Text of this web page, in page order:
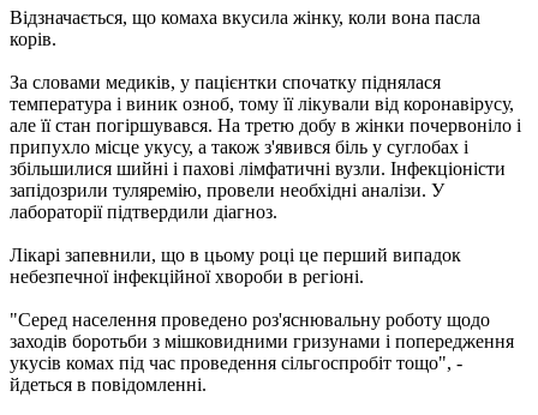
Відзначається, що комаха вкусила жінку, коли вона пасла
корів.
За словами медиків, у пацієнтки спочатку піднялася
температура і виник озноб, тому її лікували від коронавірусу,
але її стан погіршувався. На третю добу в жінки почервоніло і
припухло місце укусу, а також з'явився біль у суглобах і
збільшилися шийні і пахові лімфатичні вузли. Інфекціоністи
запідозрили туляремію, провели необхідні аналізи. У
лабораторії підтвердили діагноз.
Лікарі запевнили, що в цьому році це перший випадок
небезпечної інфекційної хвороби в регіоні.
"Серед населення проведено роз'яснювальну роботу щодо
заходів боротьби з мішковидними гризунами і попередження
укусів комах під час проведення сільгоспробіт тощо", -
йдеться в повідомленні.